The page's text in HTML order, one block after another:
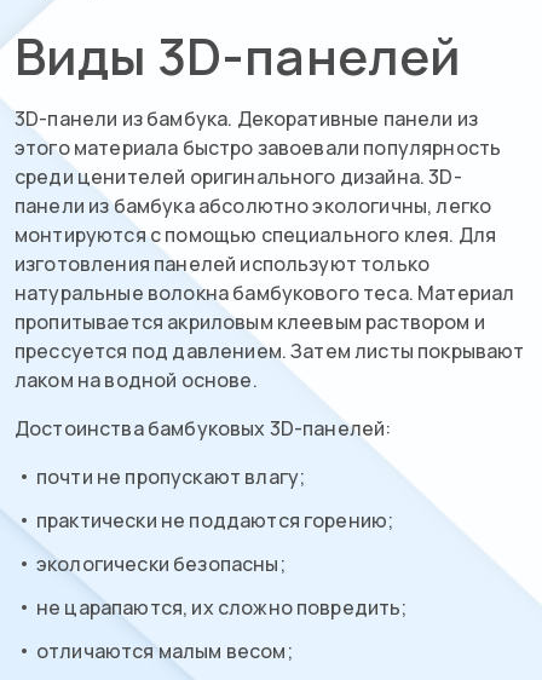
Виды 3D-панелей
3D-панели из бамбука. Декоративные панели из
этого материала быстро завоевали популярность
среди ценителей оригинального дизайна. 3D-
панели из бамбука абсолютно экологичны, легко
монтируются с помощью специального клея. Для
изготовления панелей используют только
натуральные волокна бамбукового теса. Материал
пропитывается акриловым клеевым раствором и
прессуется под давлением. Затем листы покрывают
лаком на водной основе.
Достоинства бамбуковых 3D-панелей:
почти не пропускают влагу;
практически не поддаются горению;
экологически безопасны;
не царапаются, их сложно повредить;
отличаются малым весом;